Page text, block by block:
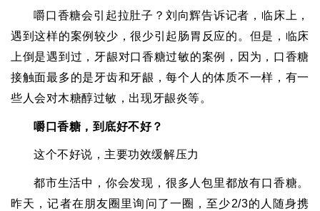
嚼口香糖会引起拉肚子？刘向辉告诉记者，临床上，
遇到这样的案例较少，很少引起肠胃反应的。但是，临床
上倒是遇到过，牙龈对口香糖过敏的案例，因为，口香糖
接触面最多的是牙齿和牙龈，每个人的体质不一样，有一
些人会对木糖醇过敏，出现牙龈炎等。
嚼口香糖，到底好不好？
这个不好说，主要功效缓解压力
都市生活中，你会发现，很多人包里都放有口香糖。
昨天，记者在朋友圈里询问了一圈，至少2/3的人随身携